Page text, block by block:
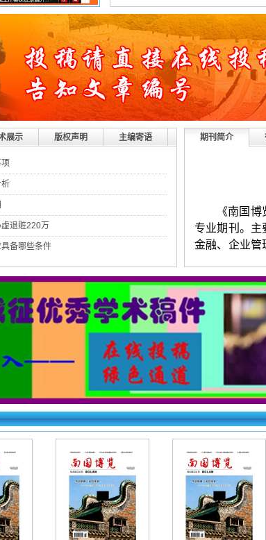
展示 版权声明 主编寄语
退赃220万
备哪些条件
期刊简介
《南国
专业期刊。主
金融、企业管
《南国博
1.投稿要
练，数据准
（4
版起发）
介。来稿保
对录用稿件
2.投稿
求逐项填写相
右上角查询，
失败。初审录
《南国博
下：